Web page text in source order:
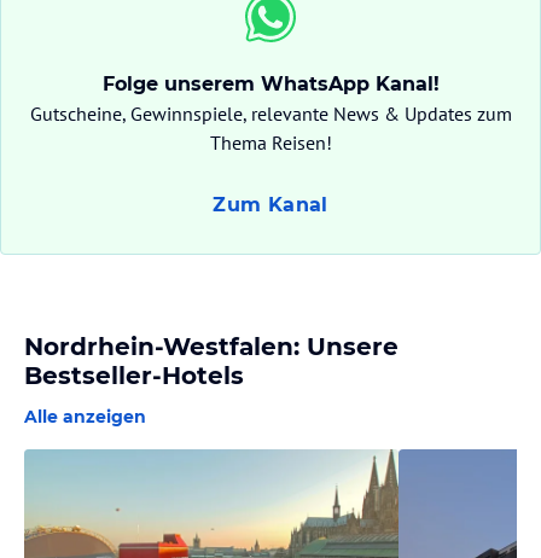
Folge unserem WhatsApp Kanal!
Gutscheine, Gewinnspiele, relevante News & Updates zum
Thema Reisen!
Zum Kanal
Nordrhein-Westfalen: Unsere
Bestseller-Hotels
Alle anzeigen